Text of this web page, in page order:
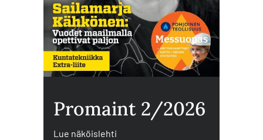
Promaint 2/2026
Lue näköislehti